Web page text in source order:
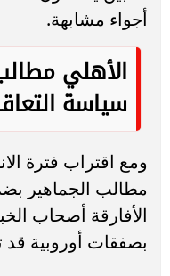
أجواء مشابهة.
الأهلي
سياسة
ومع اقتراب فترة
مطالب الجماهير
الأفارقة أصحاب
بصفقات أوروبية قد